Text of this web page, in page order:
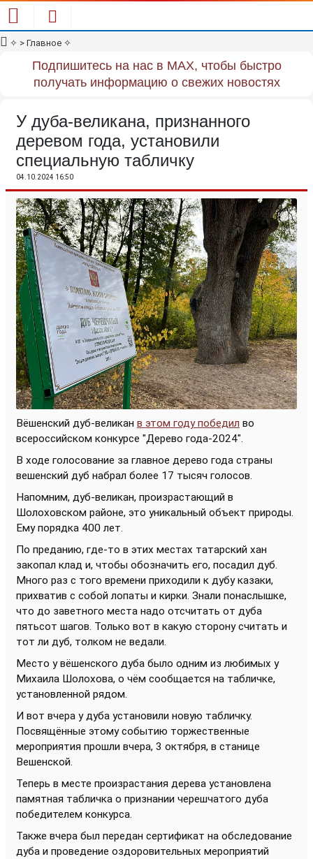
✧ > Главное ✧
Подпишитесь на нас в MAX, чтобы быстро
получать информацию о свежих новостях
У дуба-великана, признанного
деревом года, установили
специальную табличку
04.10.2024 16:50
Вёшенский дуб-великан в этом году победил во
всероссийском конкурсе "Дерево года-2024".
В ходе голосование за главное дерево года страны
вешенский дуб набрал более 17 тысяч голосов.
Напомним, дуб-великан, произрастающий в
Шолоховском районе, это уникальный объект природы.
Ему порядка 400 лет.
По преданию, где-то в этих местах татарский хан
закопал клад и, чтобы обозначить его, посадил дуб.
Много раз с того времени приходили к дубу казаки,
прихватив с собой лопаты и кирки. Знали понаслышке,
что до заветного места надо отсчитать от дуба
пятьсот шагов. Только вот в какую сторону считать и
тот ли дуб, толком не ведали.
Место у вёшенского дуба было одним из любимых у
Михаила Шолохова, о чём сообщается на табличке,
установленной рядом.
И вот вчера у дуба установили новую табличку.
Посвящённые этому событию торжественные
мероприятия прошли вчера, 3 октября, в станице
Вешенской.
Теперь в месте произрастания дерева установлена
памятная табличка о признании черешчатого дуба
победителем конкурса.
Также вчера был передан сертификат на обследование
дуба и проведение оздоровительных мероприятий